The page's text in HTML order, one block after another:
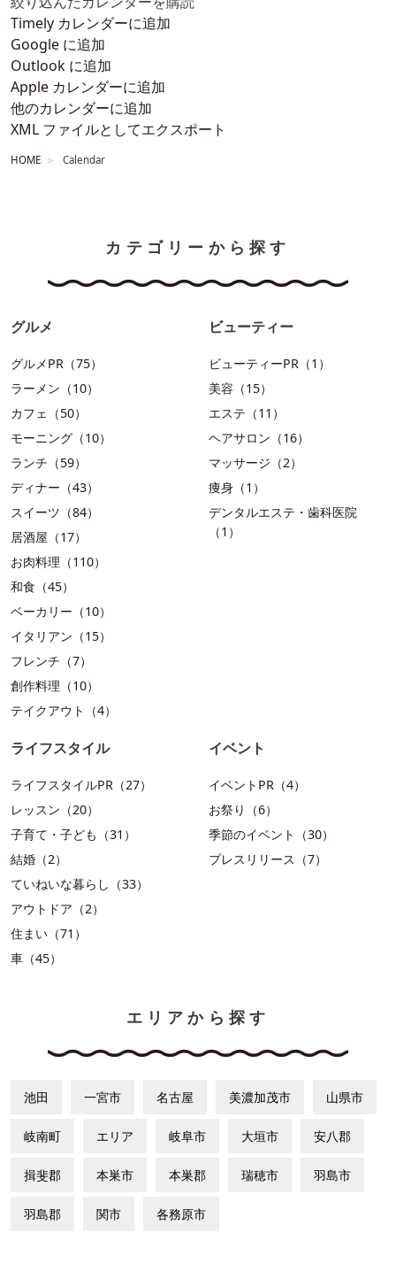
Timely カレンダーに追加
Google に追加
Outlook に追加
Apple カレンダーに追加
他のカレンダーに追加
XML ファイルとしてエクスポート
HOME Calendar
カテゴリーから探す
グルメ
グルメPR（75）
ラーメン（10）
カフェ（50）
モーニング（10）
ランチ（59）
ディナー（43）
スイーツ（84）
居酒屋（17）
お肉料理（110）
和食（45）
ベーカリー（10）
イタリアン（15）
フレンチ（7）
創作料理（10）
テイクアウト（4）
ビューティー
ビューティーPR（1）
美容（15）
エステ（11）
ヘアサロン（16）
マッサージ（2）
痩身（1）
デンタルエステ・歯科医院
（1）
ライフスタイル
ライフスタイルPR（27）
レッスン（20）
子育て・子ども（31）
結婚（2）
ていねいな暮らし（33）
アウトドア（2）
住まい（71）
車（45）
イベント
イベントPR（4）
お祭り（6）
季節のイベント（30）
プレスリリース（7）
エリアから探す
池田 一宮市 名古屋 美濃加茂市 山県市
岐南町 エリア 岐阜市 大垣市 安八郡
揖斐郡 本巣市 本巣郡 瑞穂市 羽島市
羽島郡 関市 各務原市